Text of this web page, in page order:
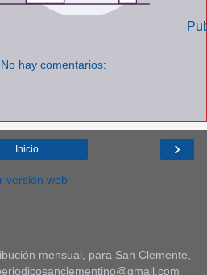
No hay comentarios:
›
Inicio
versión web
mensual, para San Clemente,